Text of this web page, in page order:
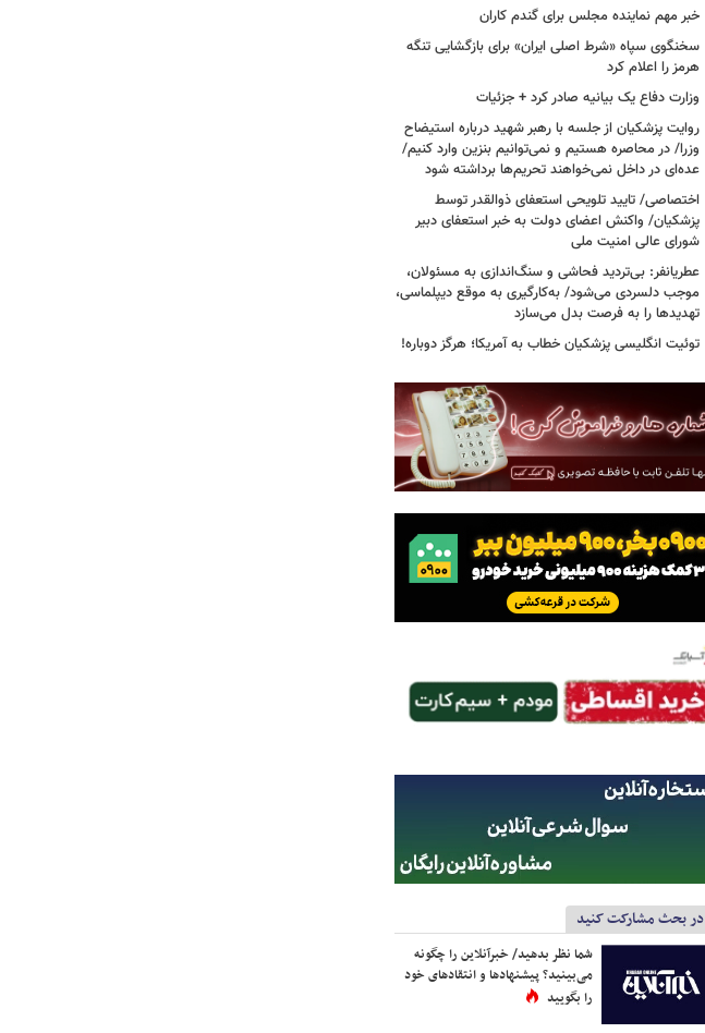
خبر مهم نماینده مجلس برای گندم کاران
سخنگوی سپاه «شرط اصلی ایران» برای بازگشایی تنگه
هرمز را اعلام کرد
وزارت دفاع یک بیانیه صادر کرد + جزئیات
روایت پزشکیان از جلسه با رهبر شهید درباره استیضاح
وزرا/ در محاصره هستیم و نمی‌توانیم بنزین وارد کنیم/
عده‌ای در داخل نمی‌خواهند تحریم‌ها برداشته شود
اختصاصی/ تایید تلویحی استعفای ذوالقدر توسط
پزشکیان/ واکنش اعضای دولت به خبر استعفای دبیر
شورای عالی امنیت ملی
عطریانفر: بی‌تردید فحاشی و سنگ‌اندازی به مسئولان،
موجب دلسردی می‌شود/ به‌کارگیری به موقع دیپلماسی،
تهدیدها را به فرصت بدل می‌سازد
توئیت انگلیسی پزشکیان خطاب به آمریکا؛ هرگز دوباره!
در بحث مشارکت کنید
شما نظر بدهید/ خبرآنلاین را چگونه
می‌بینید؟ پیشنهادها و انتقادهای خود
را بگویید